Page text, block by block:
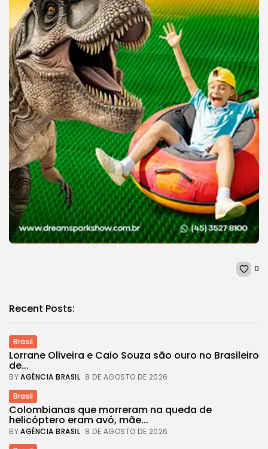
0
Recent Posts:
Brasil
Lorrane Oliveira e Caio Souza são ouro no Brasileiro
de...
BYAGÊNCIA BRASIL 8 DE AGOSTO DE 2026
Brasil
Colombianas que morreram na queda de
helicóptero eram avó, mãe...
BYAGÊNCIA BRASIL 8 DE AGOSTO DE 2026